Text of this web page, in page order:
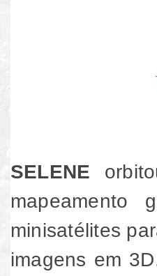
SELENE
mapeamento
minisatélites
imagens em